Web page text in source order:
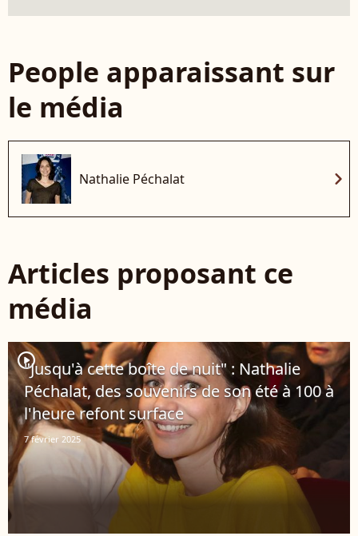
People apparaissant sur
le média
Nathalie Péchalat chevron_right
Articles proposant ce
média
player2
"Jusqu'à cette boîte de nuit" : Nathalie
Péchalat, des souvenirs de son été à 100 à
l'heure refont surface
7 février 2025